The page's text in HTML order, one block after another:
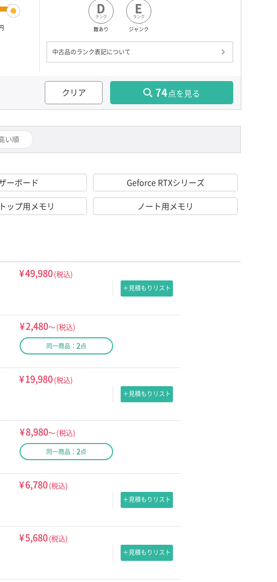
D
ランク
難あり
E
ランク
ジャンク
中古品のランク表記について
クリア 74点を見る
い順
ーボード
Geforce RTXシリーズ
ップ用メモリ ノート用メモリ
¥49,980(税込)
＋見積もりリスト
¥2,480～(税込)
同一商品： 2点
¥19,980(税込)
＋見積もりリスト
¥8,980～(税込)
同一商品： 2点
¥6,780(税込)
＋見積もりリスト
¥5,680(税込)
＋見積もりリスト